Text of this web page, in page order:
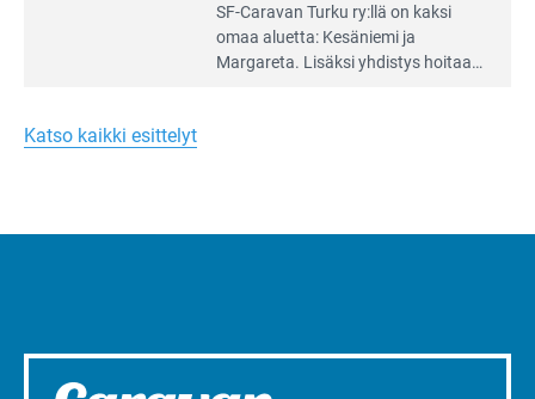
Turun
liepeillä
SF-Caravan Turku ry:llä on kaksi
omaa aluet­ta: Kesäniemi ja
Margareta. Lisäksi yhdis­tys hoitaa
Katso kaikki esittelyt